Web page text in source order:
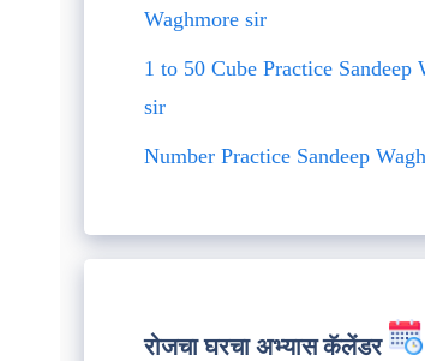
Waghmore sir
1 to 50 Cube Practice Sandeep
sir
Number Practice Sandeep
रोजचा घरचा अभ्यास कॅलेंडर